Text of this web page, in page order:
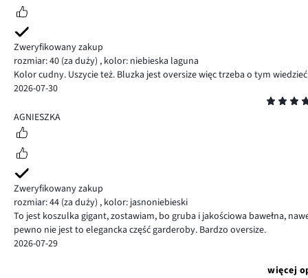
Zweryfikowany zakup
rozmiar: 40 (za duży) , kolor: niebieska laguna
Kolor cudny. Uszycie też. Bluzka jest oversize więc trzeba o tym
2026-07-30
4
AGNIESZKA
Zweryfikowany zakup
rozmiar: 44 (za duży) , kolor: jasnoniebieski
To jest koszulka gigant, zostawiam, bo gruba i jakościowa bawełna,
pewno nie jest to elegancka część garderoby. Bardzo oversize.
2026-07-29
więcej